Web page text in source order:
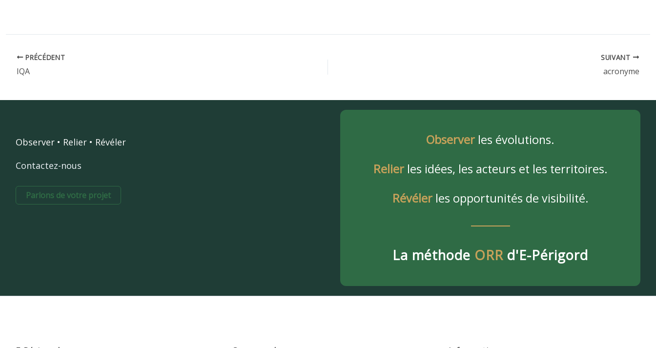
PRÉCÉDENT
IQA
SUIVANT
acronyme
Observer • Relier • Révéler
Contactez-nous
Parlons de votre projet
Observerles évolutions.
Relierles idées, les acteurs et les territoires.
Révélerles opportunités de visibilité.
La méthode ORR d'E-Périgord